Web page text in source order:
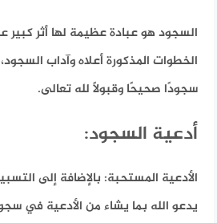
السجود هو عبادة عظيمة لها أثر كبير
الخطوات المذكورة أعلاه وآداب
سجودًا صحيحًا وقبولًا لله تعالى.
أدعية السجود:
الأدعية المستحبة: بالإضافة إلى
يدعو الله بما يشاء من الأدعية في